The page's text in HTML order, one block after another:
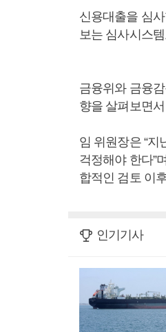
신용대출을 심
보는 심사시스
금융위와 금융
향을 살펴보면
임 위원장은 “
걱정해야 한다”
합적인 검토 이
인기기사